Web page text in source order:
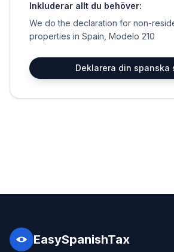
Inkluderar allt du behöver:
We do the declaration for non-
properties in Spain, Modelo 210
Deklarera din spanska
EasySpanishTax